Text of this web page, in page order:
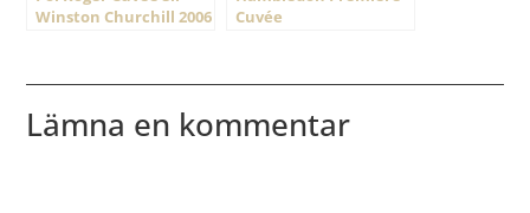
Winston Churchill 2006
Cuvée
Lämna en kommentar